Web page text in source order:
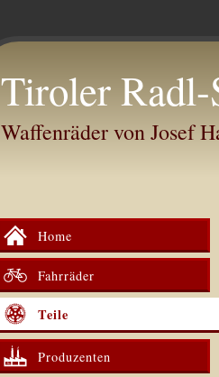
Tiroler Radl-
Waffenräder von Josef
Home
Fahrräder
Teile
Produzenten